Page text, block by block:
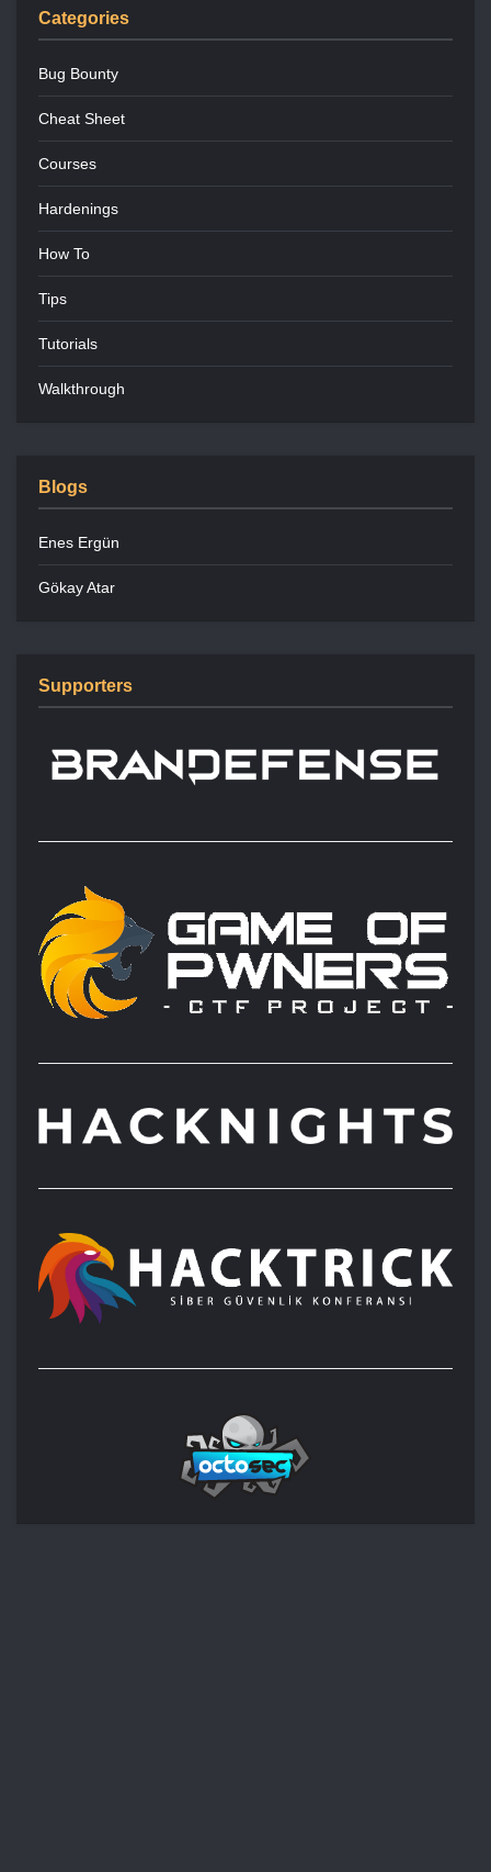
Categories
Bug Bounty
Cheat Sheet
Courses
Hardenings
How To
Tips
Tutorials
Walkthrough
Blogs
Enes Ergün
Gökay Atar
Supporters